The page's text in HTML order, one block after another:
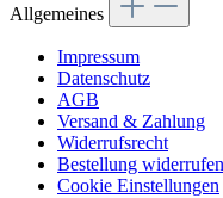
Allgemeines
Impressum
Datenschutz
AGB
Versand & Zahlung
Widerrufsrecht
Bestellung widerrufen
Cookie Einstellungen